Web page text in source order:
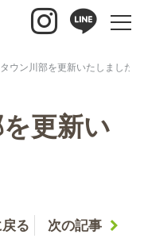
ウン川部を更新いたしました。
更新い
る 次の記事